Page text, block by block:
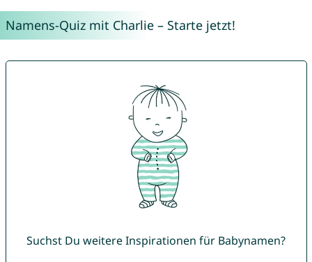
Namens-Quiz mit Charlie – Starte jetzt!
Suchst Du weitere Inspirationen für Babynamen?